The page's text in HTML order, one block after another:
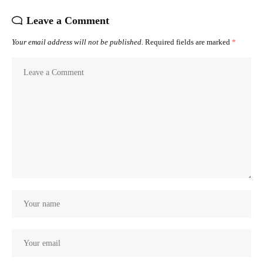
Leave a Comment
Your email address will not be published. Required fields are marked *